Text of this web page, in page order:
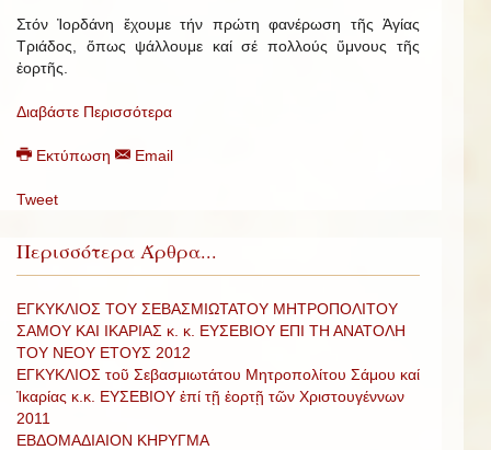
Στόν Ἰορδάνη ἔχουμε τήν πρώτη φανέρωση τῆς Ἁγίας
Τριάδος, ὅπως ψάλλουμε καί σέ πολλούς ὕμνους τῆς
ἑορτῆς.
Διαβάστε Περισσότερα
Εκτύπωση Email
Tweet
Περισσότερα Άρθρα...
ΕΓΚΥΚΛΙΟΣ ΤΟΥ ΣΕΒΑΣΜΙΩΤΑΤΟΥ ΜΗΤΡΟΠΟΛΙΤΟΥ
ΣΑΜΟΥ ΚΑΙ ΙΚΑΡΙΑΣ κ. κ. ΕΥΣΕΒΙΟΥ ΕΠΙ ΤΗ ΑΝΑΤΟΛΗ
ΤΟΥ ΝΕΟΥ ΕΤΟΥΣ 2012
ΕΓΚΥΚΛΙΟΣ τοῦ Σεβασμιωτάτου Μητροπολίτου Σάμου καί
Ἰκαρίας κ.κ. ΕΥΣΕΒΙΟΥ ἐπί τῇ ἑορτῇ τῶν Χριστουγέννων
2011
ΕΒΔΟΜΑΔΙΑΙΟΝ ΚΗΡΥΓΜΑ